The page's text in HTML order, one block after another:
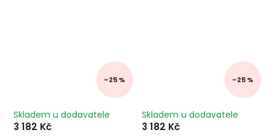
–25 %
Skladem u dodavatele
3 182 Kč
–25 %
Skladem u dodavatele
3 182 Kč